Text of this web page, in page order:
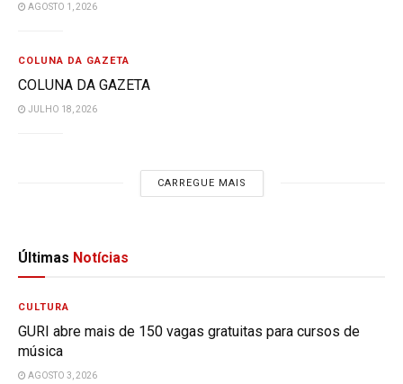
AGOSTO 1, 2026
COLUNA DA GAZETA
COLUNA DA GAZETA
JULHO 18, 2026
CARREGUE MAIS
Últimas Notícias
CULTURA
GURI abre mais de 150 vagas gratuitas para cursos de
música
AGOSTO 3, 2026